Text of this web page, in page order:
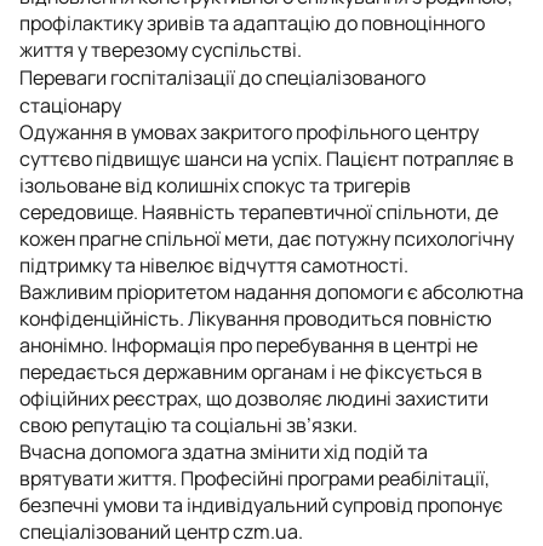
профілактику зривів та адаптацію до повноцінного
життя у тверезому суспільстві.
Переваги госпіталізації до спеціалізованого
стаціонару
Одужання в умовах закритого профільного центру
суттєво підвищує шанси на успіх. Пацієнт потрапляє в
ізольоване від колишніх спокус та тригерів
середовище. Наявність терапевтичної спільноти, де
кожен прагне спільної мети, дає потужну психологічну
підтримку та нівелює відчуття самотності.
Важливим пріоритетом надання допомоги є абсолютна
конфіденційність. Лікування проводиться повністю
анонімно. Інформація про перебування в центрі не
передається державним органам і не фіксується в
офіційних реєстрах, що дозволяє людині захистити
свою репутацію та соціальні зв’язки.
Вчасна допомога здатна змінити хід подій та
врятувати життя. Професійні програми реабілітації,
безпечні умови та індивідуальний супровід пропонує
спеціалізований центр czm.ua.